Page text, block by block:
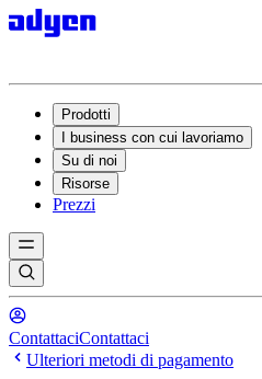
Prodotti
I business con cui lavoriamo
Su di noi
Risorse
Prezzi
ContattaciContattaci
Ulteriori metodi di pagamento